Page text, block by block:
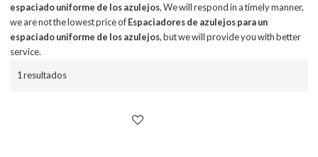
espaciado uniforme de los azulejos, We will respond in a timely manner,
we are not the lowest price ofEspaciadores de azulejos para un
espaciado uniforme de los azulejos, but we will provide you with better
service.
1 resultados